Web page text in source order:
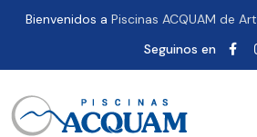
Bienvenidos a Piscinas ACQUAM de
Seguinos en